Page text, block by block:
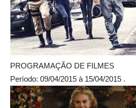
PROGRAMAÇÃO DE FILMES
Período: 09/04/2015 à 15/04/2015 .